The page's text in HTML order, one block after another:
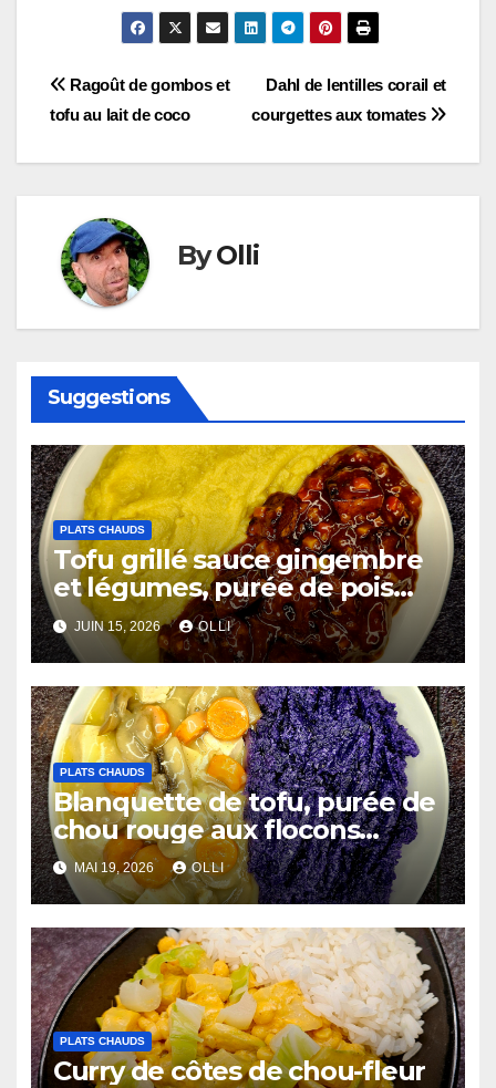
Navigation
Dahl de lentilles corail et
courgettes aux tomates
Ragoût de gombos et
tofu au lait de coco
ByOlli
Suggestions
PLATS CHAUDS
Tofu grillé sauce gingembre
et légumes, purée de pois
chiches et côtes de chou-
fleur au miso
JUIN 15, 2026 OLLI
PLATS CHAUDS
Blanquette de tofu, purée de
chou rouge aux flocons
d’avoine
MAI 19, 2026 OLLI
PLATS CHAUDS
Curry de côtes de chou-fleur